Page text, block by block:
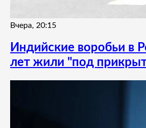
Вчера, 20:15
Индийские воробьи в
лет жили "под